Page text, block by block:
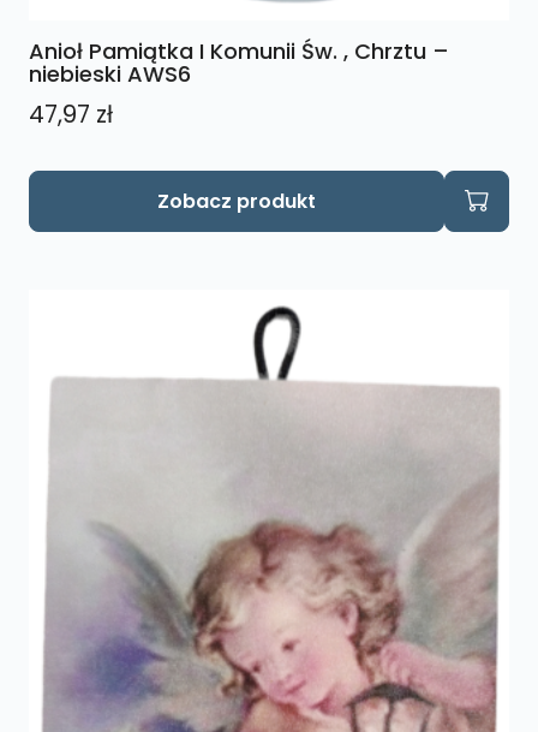
Anioł Pamiątka I Komunii Św. , Chrztu –
niebieski AWS6
47,97 zł
Zobacz produkt